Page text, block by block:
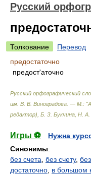
Русский
Толкование
Перевод
предостаточно
предост'аточно
Русский орфографический
им. В. В. Виноградова. — М.:
редактор), Б. З. Букчина, Н. А.
Игры ⚽
Нужна
Синонимы:
без счета без счету,
достаточно в большом